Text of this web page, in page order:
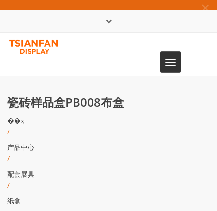
×
Toggle
navigation
瓷砖样品盒PB008布盒
��ҳ
/
产品中心
/
配套展具
/
纸盒